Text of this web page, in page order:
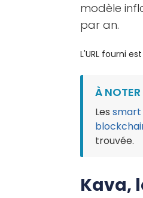
modèle
par an.
L'URL fourni
À NOTER
Les
trouvée.
Kava,